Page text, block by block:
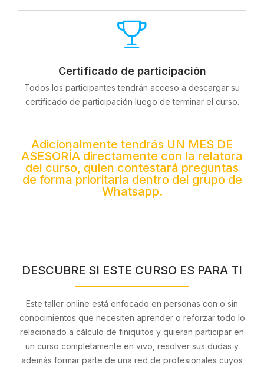
Certificado de participación
Todos los participantes tendrán acceso a descargar su
certificado de participación luego de terminar el curso.
Adicionalmente tendrás UN MES DE
ASESORÍA directamente con la relatora
del curso, quien contestará preguntas
de forma prioritaria dentro del grupo de
Whatsapp.
DESCUBRE SI ESTE CURSO ES PARA TI
Este taller online está enfocado en personas con o sin
conocimientos que necesiten aprender o reforzar todo lo
relacionado a cálculo de finiquitos y quieran participar en
un curso completamente en vivo, resolver sus dudas y
además formar parte de una red de profesionales cuyos